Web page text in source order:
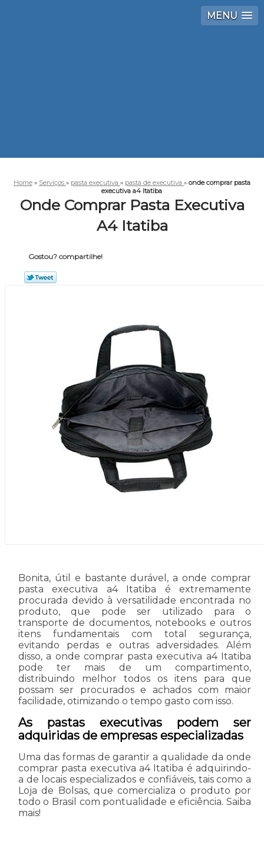
MENU
Home » Serviços » pasta executiva » pasta de executiva » onde comprar pasta
executiva a4 Itatiba
Onde Comprar Pasta Executiva
A4 Itatiba
Gostou? compartilhe!
Bonita, útil e bastante durável, a onde comprar
pasta executiva a4 Itatiba é extremamente
procurada devido à versatilidade encontrada no
produto, que pode ser utilizado para o
transporte de documentos, notebooks e outros
itens fundamentais com total segurança,
evitando perdas e outras adversidades. Além
disso, a onde comprar pasta executiva a4 Itatiba
pode ter mais de um compartimento,
distribuindo melhor todos os itens para que
possam ser procurados e achados com maior
facilidade, otimizando o tempo gasto com isso.
As pastas executivas podem ser
adquiridas de empresas especializadas
Uma das formas de garantir a qualidade da onde
comprar pasta executiva a4 Itatiba é adquirindo-
a de locais especializados e confiáveis, tais como a
Loja de Bolsas, que comercializa o produto por
todo o Brasil com pontualidade e eficiência. Saiba
mais!